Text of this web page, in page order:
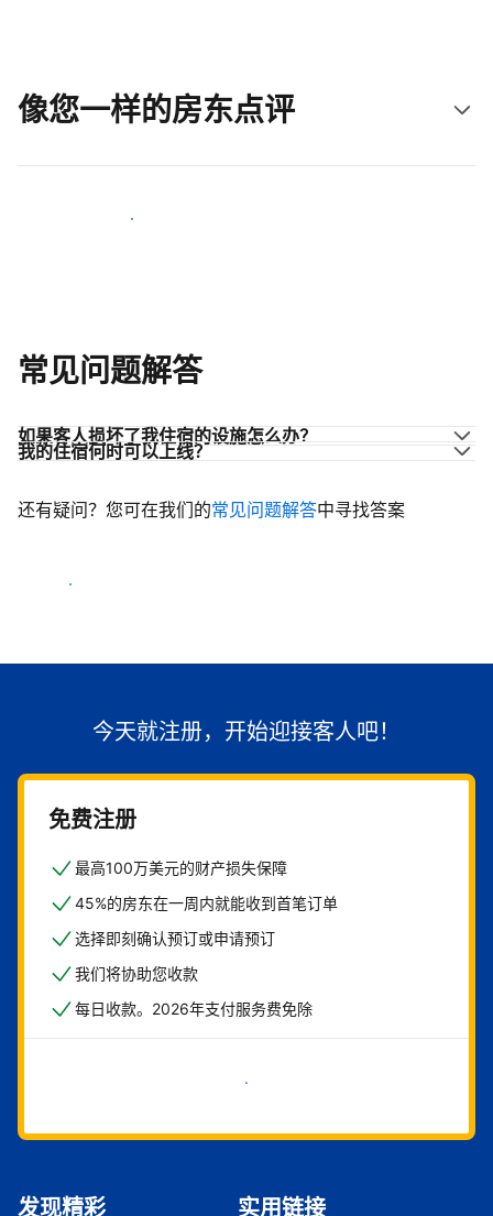
像您一样的房东点评
加入和您类似的房东行类
常见问题解答
如果客人损坏了我住宿的设施怎么办？
我的住宿何时可以上线？
还有疑问？您可在我们的常见问题解答中寻找答案
开始迎客
今天就注册，开始迎接客人吧！
免费注册
最高100万美元的财产损失保障
45%的房东在一周内就能收到首笔订单
选择即刻确认预订或申请预订
我们将协助您收款
每日收款。2026年支付服务费免除
立即开始
发现精彩 实用链接